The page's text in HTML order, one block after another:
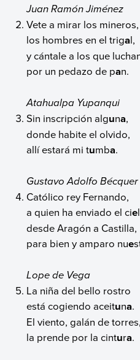
Juan Ramón Jiménez
Vete a mirar los mineros,
los hombres en el trigal,
y cántale a los que
por un pedazo de pan.
Atahualpa Yupanqui
Sin inscripción alguna,
donde habite el olvido,
allí estará mi tumba.
Gustavo Adolfo Bécquer
Católico rey Fernando,
a quien ha enviado el ciel
desde Aragón a Castilla,
para bien y amparo nue
Lope de Vega
La niña del bello rostro
está cogiendo aceituna.
El viento, galán de torres,
la prende por la cintura.